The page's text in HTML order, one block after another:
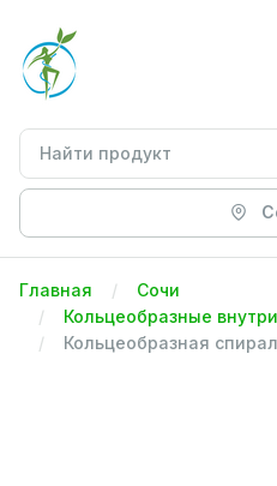
Главная
Сочи
Кольцеобразные
Кольцеобразная